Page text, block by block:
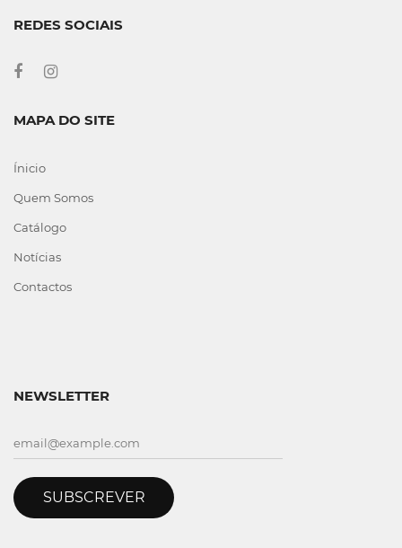
REDES SOCIAIS
MAPA DO SITE
Ínicio
Quem Somos
Catálogo
Notícias
Contactos
NEWSLETTER
SUBSCREVER